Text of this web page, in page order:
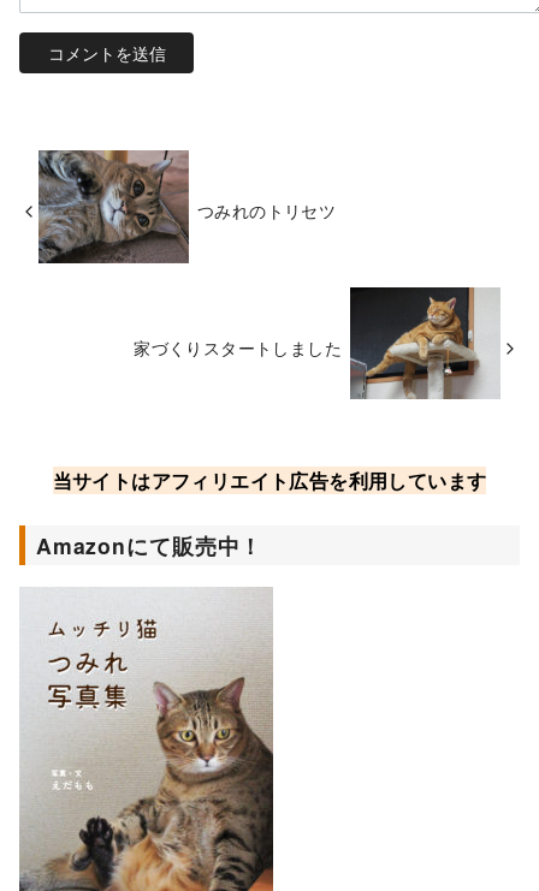
つみれのトリセツ
家づくりスタートしました
当サイトはアフィリエイト広告を利用しています
Amazonにて販売中！